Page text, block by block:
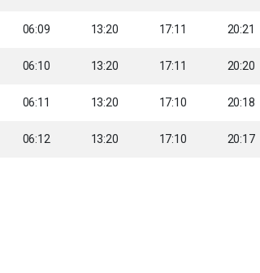
06:09 13:20 17:11 20:21
06:10 13:20 17:11 20:20
06:11 13:20 17:10 20:18
06:12 13:20 17:10 20:17